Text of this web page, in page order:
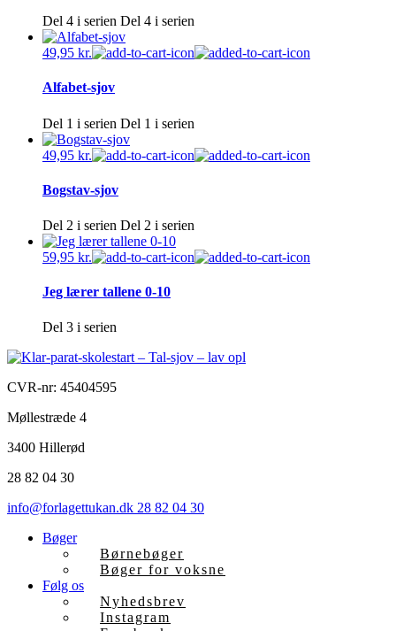
Del 4 i serien Del 4 i serien
49,95 kr.
Alfabet-sjov
Del 1 i serien Del 1 i serien
49,95 kr.
Bogstav-sjov
Del 2 i serien Del 2 i serien
59,95 kr.
Jeg lærer tallene 0-10
Del 3 i serien
CVR-nr: 45404595
Møllestræde 4
3400 Hillerød
28 82 04 30
info@forlagettukan.dk 28 82 04 30
Bøger
Børnebøger
Bøger for voksne
Følg os
Nyhedsbrev
Instagram